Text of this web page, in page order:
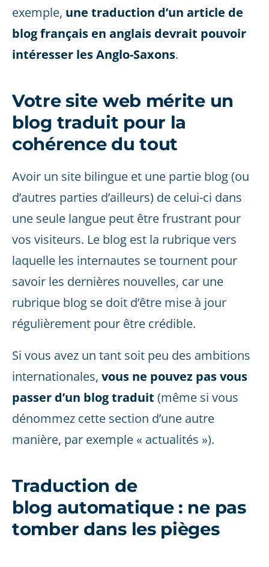
exemple, une traduction d’un article de
blog français en anglais devrait pouvoir
intéresser les Anglo-Saxons.
Votre site web mérite un
blog traduit pour la
cohérence du tout
Avoir un site bilingue et une partie blog (ou
d’autres parties d’ailleurs) de celui-ci dans
une seule langue peut être frustrant pour
vos visiteurs. Le blog est la rubrique vers
laquelle les internautes se tournent pour
savoir les dernières nouvelles, car une
rubrique blog se doit d’être mise à jour
régulièrement pour être crédible.
Si vous avez un tant soit peu des ambitions
internationales, vous ne pouvez pas vous
passer d’un blog traduit (même si vous
dénommez cette section d’une autre
manière, par exemple « actualités »).
Traduction de
blog automatique : ne pas
tomber dans les pièges